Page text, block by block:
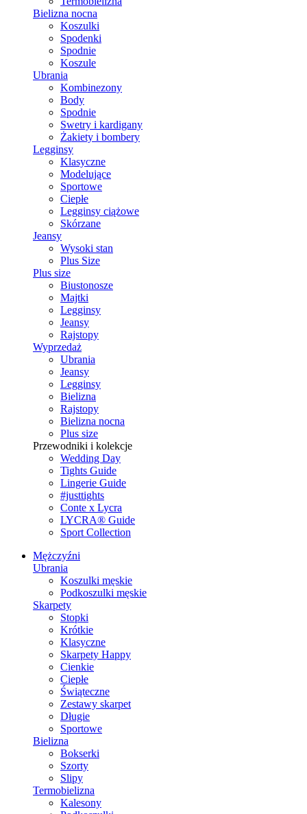
Bielizna nocna
Koszulki
Spodenki
Spodnie
Koszule
Ubrania
Kombinezony
Body
Spodnie
Swetry i kardigany
Żakiety i bombery
Legginsy
Klasyczne
Modelujące
Sportowe
Ciepłe
Legginsy ciążowe
Skórzane
Jeansy
Wysoki stan
Plus Size
Plus size
Biustonosze
Majtki
Legginsy
Jeansy
Rajstopy
Wyprzedaż
Ubrania
Jeansy
Legginsy
Bielizna
Rajstopy
Bielizna nocna
Plus size
Przewodniki i kolekcje
Wedding Day
Tights Guide
Lingerie Guide
#justtights
Conte x Lycra
LYCRA® Guide
Sport Сollection
Mężczyźni
Ubrania
Koszulki męskie
Podkoszulki męskie
Skarpety
Stopki
Krótkie
Klasyczne
Skarpety Happy
Cienkie
Ciepłe
Świąteczne
Zestawy skarpet
Długie
Sportowe
Bielizna
Bokserki
Szorty
Slipy
Termobielizna
Kalesony